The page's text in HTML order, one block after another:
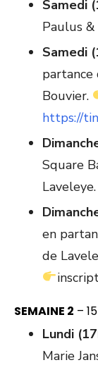
Samedi
Paulus
Samedi
partance
Bouvier.
https://
Square
Laveleye.
en
de
SEMAINE 2 –
Lundi
Marie